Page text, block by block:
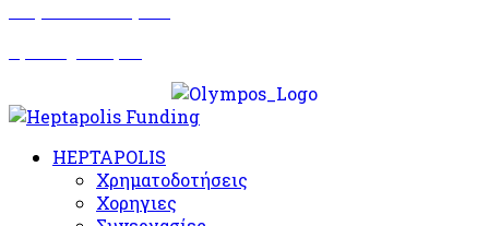
HEPTAPOLIS
Χρηματοδοτήσεις
Χορηγιες